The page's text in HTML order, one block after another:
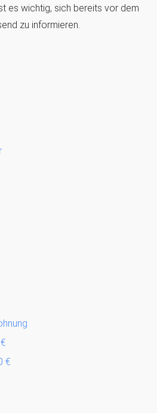
es wichtig, sich bereits vor dem
zu informieren.
€